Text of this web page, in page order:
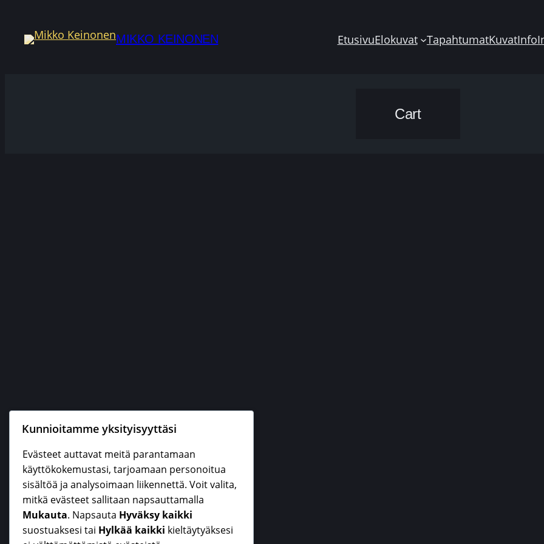
sisältöön
MIKKO KEINONEN EtusivuElokuvat TapahtumatKuvatInfo
Cart
Mikko Keinonen
Kunnioitamme yksityisyyttäsi
Evästeet auttavat meitä parantamaan
käyttökokemustasi, tarjoamaan personoitua
sisältöä ja analysoimaan liikennettä. Voit valita,
mitkä evästeet sallitaan napsauttamalla
Mukauta. Napsauta Hyväksy kaikki
suostuaksesi tai Hylkää kaikki kieltäytyäksesi